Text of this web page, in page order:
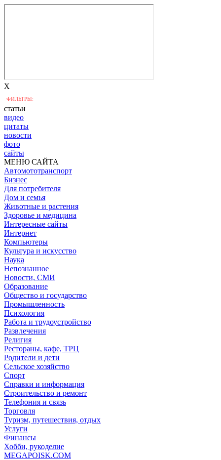
X
ФИЛЬТРЫ:
статьи
видео
цитаты
новости
фото
сайты
МЕНЮ САЙТА
Автомототранспорт
Бизнес
Для потребителя
Дом и семья
Животные и растения
Здоровье и медицина
Интересные сайты
Интернет
Компьютеры
Культура и искусство
Наука
Непознанное
Новости, СМИ
Образование
Общество и государство
Промышленность
Психология
Работа и трудоустройство
Развлечения
Религия
Рестораны, кафе, ТРЦ
Родители и дети
Сельское хозяйство
Спорт
Справки и информация
Строительство и ремонт
Телефония и связь
Торговля
Туризм, путешествия, отдых
Услуги
Финансы
Хобби, рукоделие
MEGAPOISK.COM